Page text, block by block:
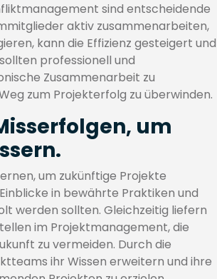
sind entscheidende
aktiv zusammenarbeiten,
kann die Effizienz gesteigert und
professionell und
Zusammenarbeit zu
zum Projekterfolg zu überwinden.
um
um zukünftige Projekte
in bewährte Praktiken und
werden sollten. Gleichzeitig liefern
im Projektmanagement, die
zu vermeiden. Durch die
ihr Wissen erweitern und ihre